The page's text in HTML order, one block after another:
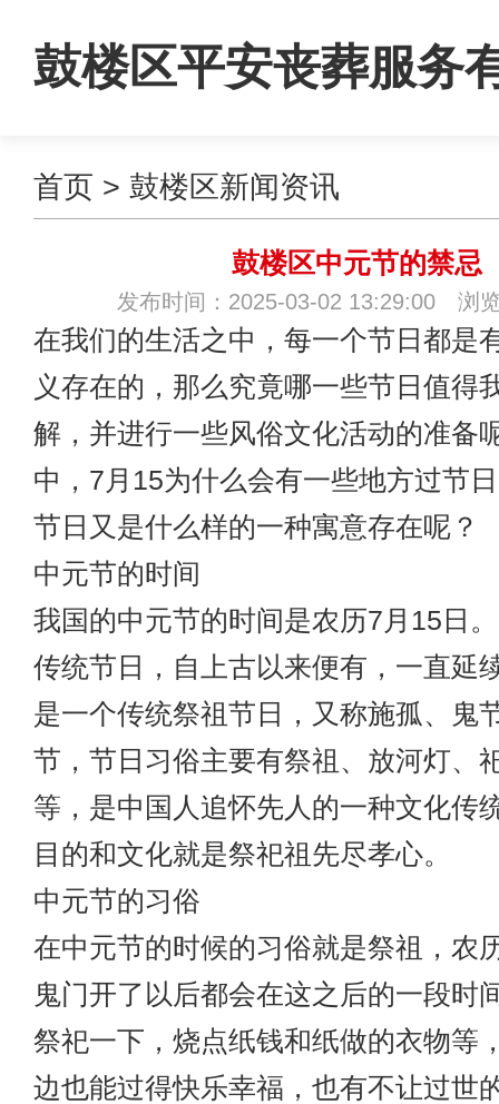
鼓楼区平安丧葬服务
司
首页 > 鼓楼区新闻资讯
鼓楼区中元节的禁忌
发布时间：2025-03-02 13:29:00 浏
在我们的生活之中，每一个节日都是
义存在的，那么究竟哪一些节日值得
解，并进行一些风俗文化活动的准备
中，7月15为什么会有一些地方过节
节日又是什么样的一种寓意存在呢？
中元节的时间
我国的中元节的时间是农历7月15日
传统节日，自上古以来便有，一直延
是一个传统祭祖节日，又称施孤、鬼
节，节日习俗主要有祭祖、放河灯、
等，是中国人追怀先人的一种文化传
目的和文化就是祭祀祖先尽孝心。
中元节的习俗
在中元节的时候的习俗就是祭祖，农
鬼门开了以后都会在这之后的一段时
祭祀一下，烧点纸钱和纸做的衣物等
边也能过得快乐幸福，也有不让过世